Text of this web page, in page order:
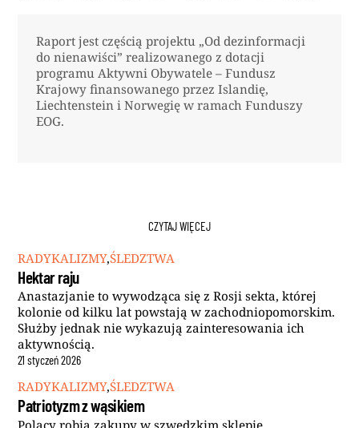
Raport jest częścią projektu „Od dezinformacji
do nienawiści” realizowanego z dotacji
programu Aktywni Obywatele – Fundusz
Krajowy finansowanego przez Islandię,
Liechtenstein i Norwegię w ramach Funduszy
EOG.
CZYTAJ WIĘCEJ
RADYKALIZMY,ŚLEDZTWA
Hektar raju
Anastazjanie to wywodząca się z Rosji sekta, której
kolonie od kilku lat powstają w zachodniopomorskim.
Służby jednak nie wykazują zainteresowania ich
aktywnością.
21 styczeń2026
RADYKALIZMY,ŚLEDZTWA
Patriotyzm z wąsikiem
Polacy robią zakupy w szwedzkim sklepie